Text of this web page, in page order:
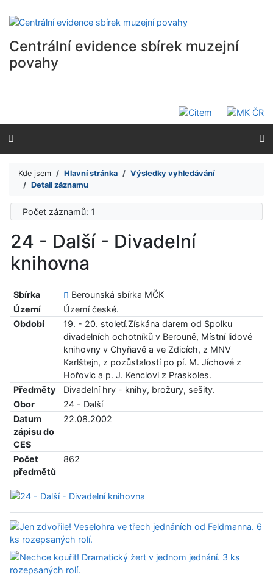
Přejít na menu
Centrální evidence sbírek muzejní
povahy
Kde jsem Hlavní stránka
Výsledky vyhledávání
Detail záznamu
Počet záznamů: 1
24 - Další - Divadelní
knihovna
Sbírka
Berounská sbírka MČK
Území
Území české.
Období
19. - 20. století.Získána darem od Spolku
divadelních ochotníků v Berouně, Místní lidové
knihovny v Chyňavě a ve Zdicích, z MNV
Karlštejn, z pozůstalostí po pí. M. Jíchové z
Hořovic a p. J. Kenclovi z Praskoles.
Předměty
Divadelní hry - knihy, brožury, sešity.
Obor
24 - Další
Datum
zápisu do
CES
22.08.2002
Počet
předmětů
862